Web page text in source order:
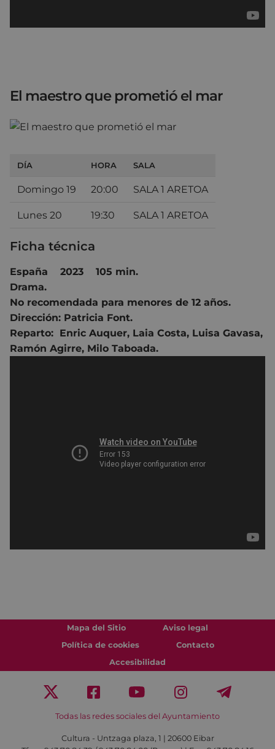
El maestro que prometió el mar
DÍA HORA SALA
Domingo 19 20:00 SALA 1 ARETOA
Lunes 20 19:30 SALA 1 ARETOA
Ficha técnica
España 2023 105 min.
Drama.
No recomendada para menores de 12 años.
Dirección: Patricia Font.
Reparto: Enric Auquer, Laia Costa, Luisa Gavasa,
Ramón Agirre, Milo Taboada.
Mapa del Sitio
Aviso legal
Política de cookies
Contacto
Accesibilidad
Todas las redes sociales del Ayuntamiento
Cultura - Untzaga plaza, 1 | 20600 Eibar